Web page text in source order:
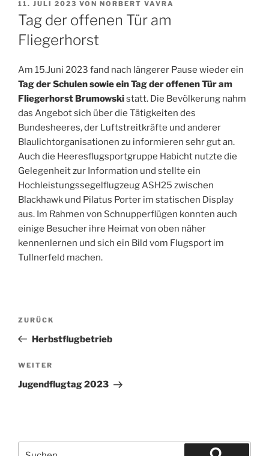
VERÖFFENTLICHT
AM
11. JULI 2023 VON NORBERT VAVRA
Tag der offenen Tür am
Fliegerhorst
Am 15.Juni 2023 fand nach längerer Pause wieder ein
Tag der Schulen sowie ein Tag der offenen Tür am
Fliegerhorst Brumowskistatt. Die Bevölkerung nahm
das Angebot sich über die Tätigkeiten des
Bundesheeres, der Luftstreitkräfte und anderer
Blaulichtorganisationen zu informieren sehr gut an.
Auch die Heeresflugsportgruppe Habicht nutzte die
Gelegenheit zur Information und stellte ein
Hochleistungssegelflugzeug ASH25 zwischen
Blackhawk und Pilatus Porter im statischen Display
aus. Im Rahmen von Schnupperflügen konnten auch
einige Besucher ihre Heimat von oben näher
kennenlernen und sich ein Bild vom Flugsport im
Tullnerfeld machen.
Beitragsnavigation
Vorheriger
Beitrag
ZURÜCK
Herbstflugbetrieb
Nächster
Beitrag
WEITER
Jugendflugtag 2023